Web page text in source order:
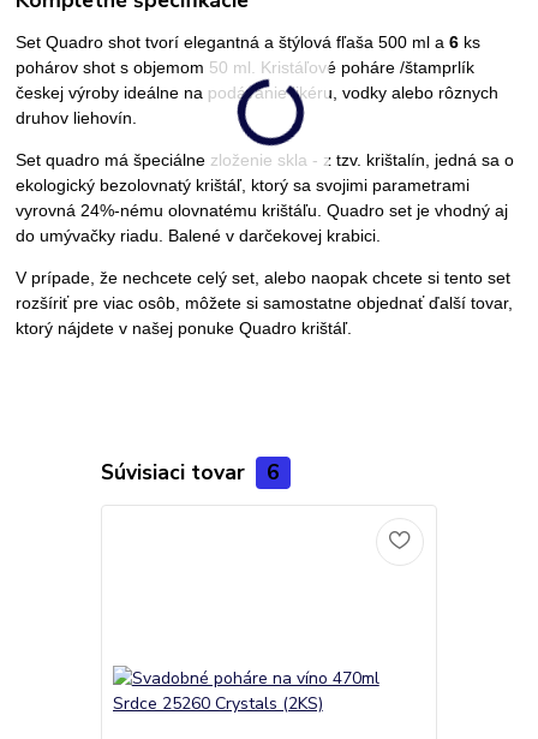
Set Quadro shot tvorí elegantná a štýlováfľaša 500 ml a 6 ks
pohárov shot s objemom 50 ml. Kristáľové poháre /štamprlík
českej výroby ideálne na podávanie likéru, vodky alebo rôznych
druhov liehovín.
Set quadro má špeciálne zloženie skla - z tzv. krištalín, jedná sa o
ekologický bezolovnatý krištáľ, ktorý sa svojimi parametrami
vyrovná 24%-nému olovnatému krištáľu.Quadro set je vhodný aj
do umývačky riadu. Balené v darčekovej krabici.
V prípade, že nechcete celý set, alebo naopak chcete si tento set
rozšíriť pre viac osôb, môžete si samostatne objednať ďalší tovar,
ktorý nájdete v našej ponuke Quadro krištáľ.
Súvisiaci tovar 6